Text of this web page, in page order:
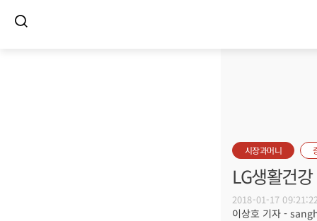
시장과머니
LG생활건
2018-01-17
이상호 기자 -